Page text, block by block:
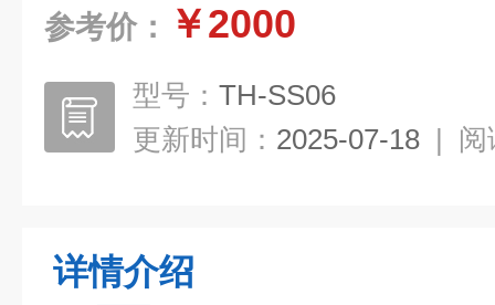
参考价： ￥2000
型号： TH-SS06
更新时间： 2025-07-18 | 阅
详情介绍